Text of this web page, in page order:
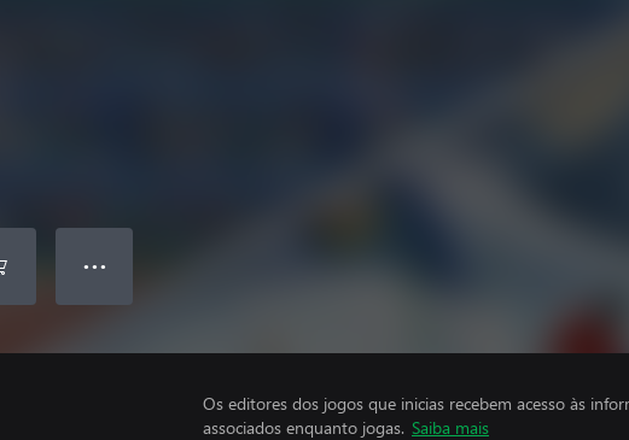
● ● ●
Os editores dos jogos que inicias recebem acesso às
associados enquanto jogas. Saiba mais